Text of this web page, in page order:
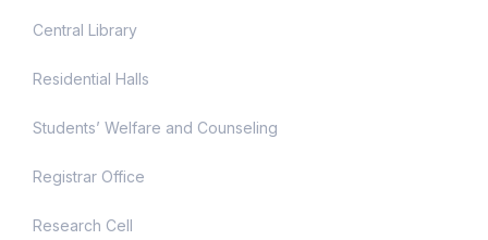
Central Library
Residential Halls
Students’ Welfare and Counseling
Registrar Office
Research Cell